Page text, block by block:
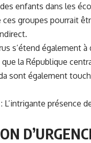
enfants dans les
groupes pourrait
s’étend également à
la République
sont également
présence